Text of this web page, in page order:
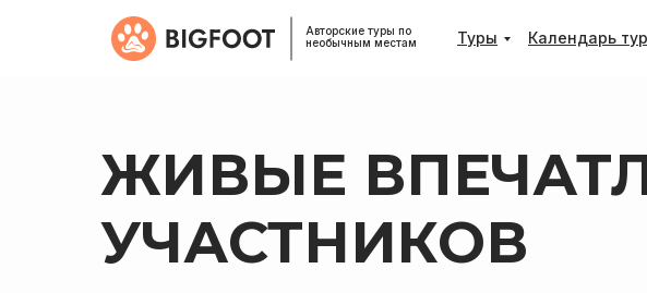
Авторские туры по
необычным местам
Календарь
Туры
ЖИВЫЕ
УЧАСТНИКОВ